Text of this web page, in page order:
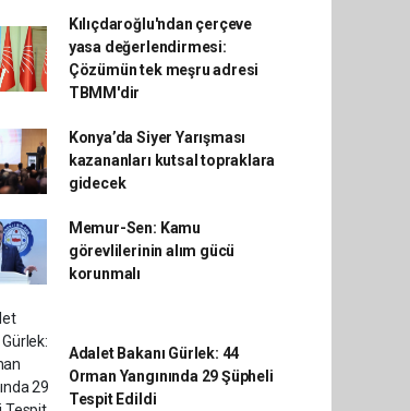
Kılıçdaroğlu'ndan çerçeve
yasa değerlendirmesi:
Çözümün tek meşru adresi
TBMM'dir
Konya’da Siyer Yarışması
kazananları kutsal topraklara
gidecek
Memur-Sen: Kamu
görevlilerinin alım gücü
korunmalı
Adalet Bakanı Gürlek: 44
Orman Yangınında 29 Şüpheli
Tespit Edildi